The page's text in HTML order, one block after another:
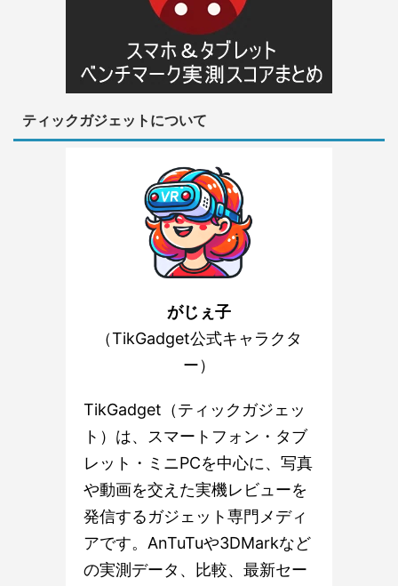
ティックガジェットについて
がじぇ子
（TikGadget公式キャラクタ
ー）
TikGadget（ティックガジェッ
ト）は、スマートフォン・タブ
レット・ミニPCを中心に、写真
や動画を交えた実機レビューを
発信するガジェット専門メディ
アです。AnTuTuや3DMarkなど
の実測データ、比較、最新セー